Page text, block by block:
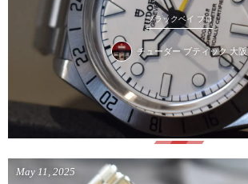
ブラックベイ プロ
チューダー ブティック 大阪
May 11 2025